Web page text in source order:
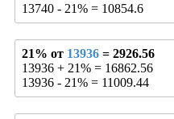
13740 - 21% = 10854.6
21% от 13936 = 2926.56
13936 + 21% = 16862.56
13936 - 21% = 11009.44